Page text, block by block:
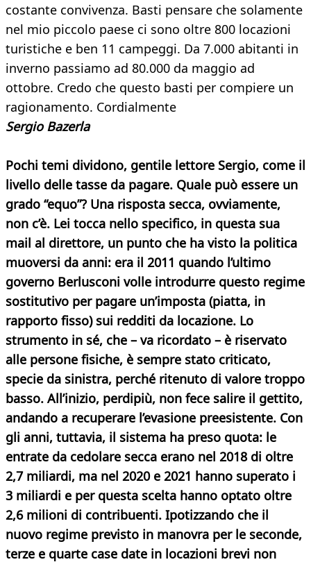
costante convivenza. Basti pensare che solamente
nel mio piccolo paese ci sono oltre 800 locazioni
turistiche e ben 11 campeggi. Da 7.000 abitanti in
inverno passiamo ad 80.000 da maggio ad
ottobre. Credo che questo basti per compiere un
ragionamento. Cordialmente
Sergio Bazerla
Pochi temi dividono, gentile lettore Sergio, come il
livello delle tasse da pagare. Quale può essere un
grado “equo”? Una risposta secca, ovviamente,
non c’è. Lei tocca nello specifico, in questa sua
mail al direttore, un punto che ha visto la politica
muoversi da anni: era il 2011 quando l’ultimo
governo Berlusconi volle introdurre questo regime
sostitutivo per pagare un’imposta (piatta, in
rapporto fisso) sui redditi da locazione. Lo
strumento in sé, che – va ricordato – è riservato
alle persone fisiche, è sempre stato criticato,
specie da sinistra, perché ritenuto di valore troppo
basso. All’inizio, perdipiù, non fece salire il gettito,
andando a recuperare l’evasione preesistente. Con
gli anni, tuttavia, il sistema ha preso quota: le
entrate da cedolare secca erano nel 2018 di oltre
2,7 miliardi, ma nel 2020 e 2021 hanno superato i
3 miliardi e per questa scelta hanno optato oltre
2,6 milioni di contribuenti. Ipotizzando che il
nuovo regime previsto in manovra per le seconde,
terze e quarte case date in locazioni brevi non